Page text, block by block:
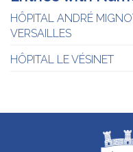
HÔPITAL ANDRÉ
VERSAILLES
HÔPITAL LE VÉSINET